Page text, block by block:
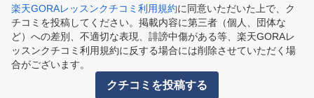
楽天GORAレッスンクチコミ利用規約に同意いただいた上で、ク
チコミを投稿してください。掲載内容に第三者（個人、団体な
ど）への差別、不適切な表現、誹謗中傷がある等、楽天GORAレ
ッスンクチコミ利用規約に反する場合には削除させていただく場
合がございます。
クチコミを投稿する